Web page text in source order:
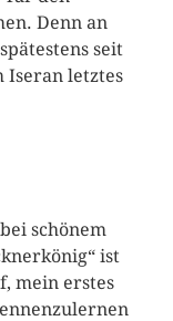
Denn an
seit
Iseran letztes
schönem
ist
mein erstes